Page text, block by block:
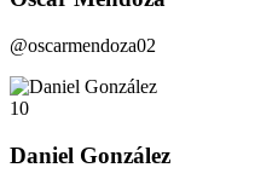
@oscarmendoza02
10
Daniel González